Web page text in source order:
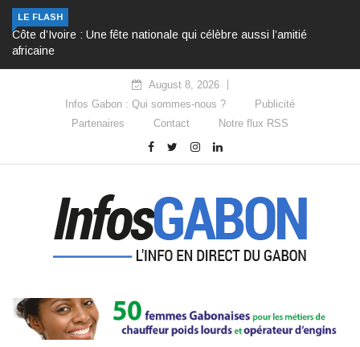
LE FLASH
Côte d’Ivoire : Une fête nationale qui célèbre aussi l’amitié
africaine
August 8, 2026
Infos Gabon : Qui sommes-nous ?
Publicité
Partenaires
Contact Notre flux RSS